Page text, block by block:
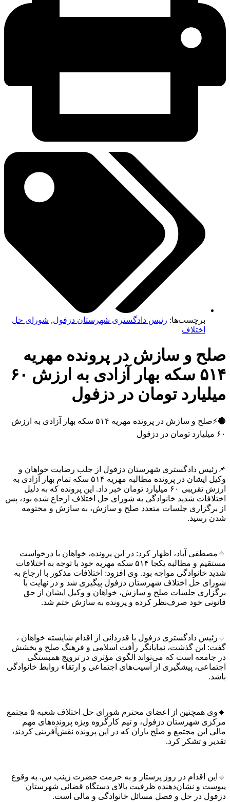
برچسب‌ها:رئیس دادگستری شهرستان دزفول, شورای حل
اختلاف
و سازش در پرونده مهریه
۵۱۴ سکه بهار آزادی به ارزش ۶۰
تومان در دزفول
🔴⚡صلح و سازش در پرونده مهریه ۵۱۴ سکه بهار آزادی به ارزش
دادگستری شهرستان دزفول از جلب رضایت خواهان و
وکیل ایشان در پرونده مطالبه مهریه ۵۱۴ سکه تمام بهار آزادی به
ارزش تقریبی ۶۰ میلیارد تومان خبر داد. این پرونده که به دلیل
شدید خانوادگی به شورای حل اختلاف ارجاع شده بود، پس
جلسات متعدد صلح و سازش، به سازش و مختومه
رسید.
آباد، اظهار کرد: در این پرونده، خواهان با درخواست
مستقیم و مطالبه یکجا ۵۱۴ سکه مهریه خود با توجه به اختلافات
خانوادگی مواجه بود. وی افزود: اختلافات مذکور با ارجاع به
حل اختلاف شهرستان دزفول پیگیری شد و در نهایت با
جلسات صلح و سازش، خواهان و وکیل ایشان از حق
خود صرف‌نظر کرده و پرونده به سازش ختم شد.
دادگستری دزفول با قدردانی از اقدام شایسته خواهان ،
این گذشت، نمایانگر رأفت اسلامی و فرهنگ صلح و بخشش
است که می‌تواند الگوی مؤثری در ترویج همبستگی
پیشگیری از آسیب‌های اجتماعی و ارتقاء روابط خانوادگی
🔹وی همچنین از اعضای محترم شورای حل اختلاف شعبه ۵ مجتمع
شهرستان دزفول، و تیم کارگروه ویژه پرونده‌های مهم
این مجتمع و صلح یاران که در این پرونده نقش‌آفرینی کردند،
و تشکر کرد.
اقدام در روز پرستار و به حرمت حضرت زینب س. به وقوع
و نشان‌دهنده ظرفیت بالای دستگاه قضائی شهرستان
در حل و فصل مسائل خانوادگی و مالی است.